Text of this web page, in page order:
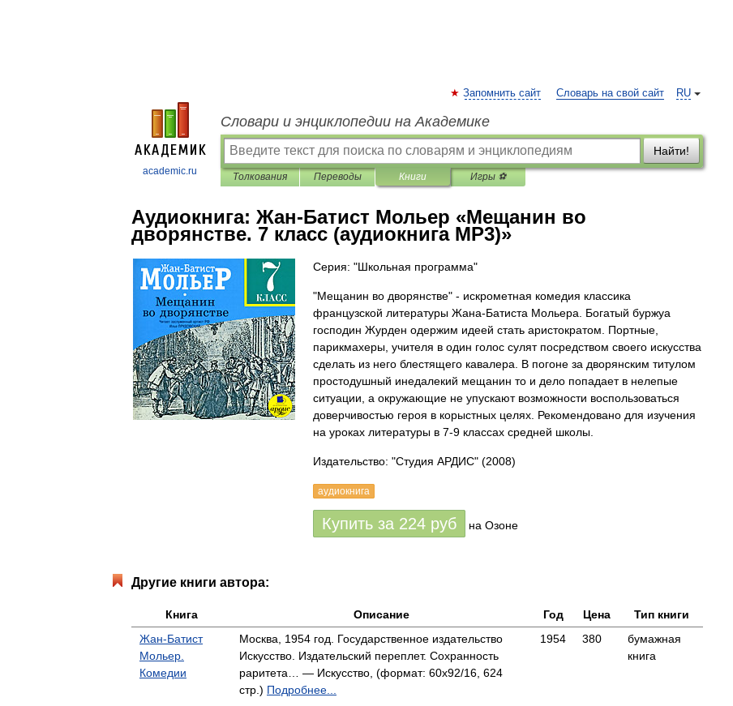
academic.ru
RU
Запомнить сайт Словарь на свой сайт
Словари и энциклопедии на Академике
Найти!
Толкования Переводы Книги Игры ⚽
Аудиокнига: Жан-Батист Мольер «Мещанин во
дворянстве. 7 класс (аудиокнига MP3)»
Серия: "Школьная программа"
"Мещанин во дворянстве" - искрометная комедия классика
французской литературы Жана-Батиста Мольера. Богатый буржуа
господин Журден одержим идеей стать аристократом. Портные,
парикмахеры, учителя в один голос сулят посредством своего искусства
сделать из него блестящего кавалера. В погоне за дворянским титулом
простодушный инедалекий мещанин то и дело попадает в нелепые
ситуации, а окружающие не упускают возможности воспользоваться
доверчивостью героя в корыстных целях. Рекомендовано для изучения
на уроках литературы в 7-9 классах средней школы.
Издательство: "Студия АРДИС" (2008)
аудиокнига
Купить за 224 руб на Озоне
Другие книги автора:
Книга Описание Год Цена
Тип книги
Жан-Батист
Мольер.
Комедии
Москва, 1954 год. Государственное издательство
Искусство. Издательский переплет. Сохранность
раритета… — Искусство, (формат: 60x92/16, 624
стр.) Подробнее...
1954 380
бумажная
книга